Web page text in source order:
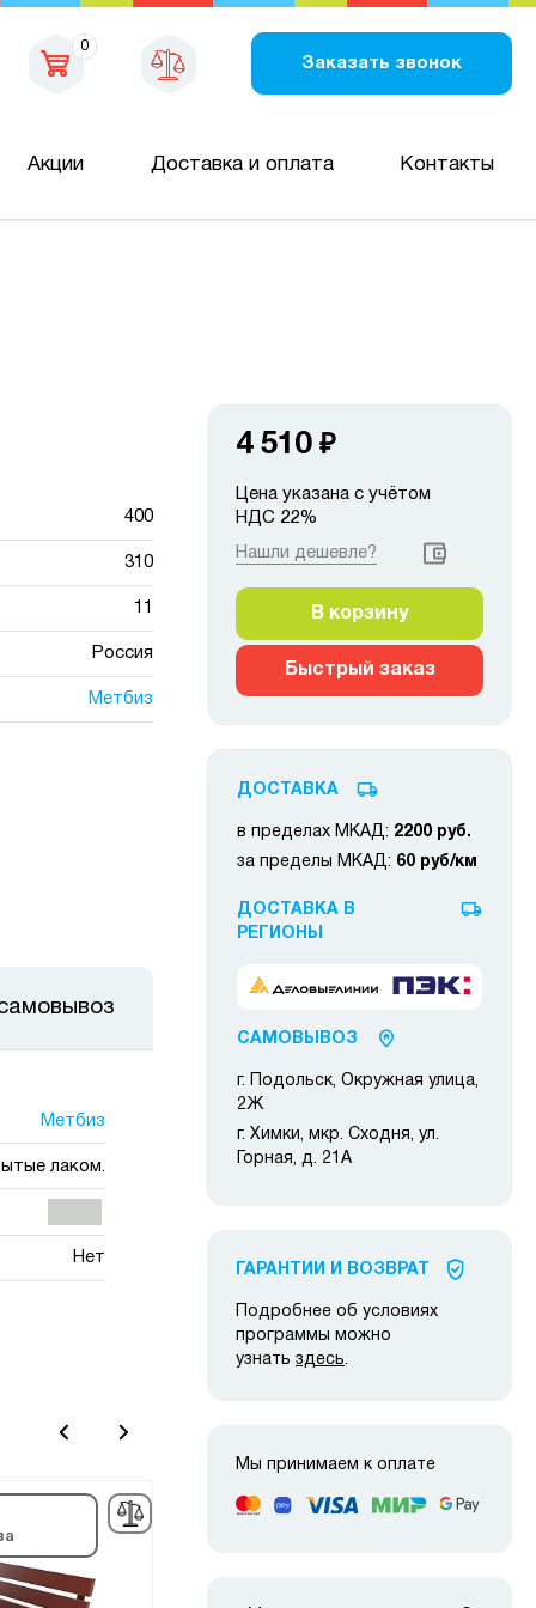
0
Заказать звонок
Акции Доставка и оплата Контакты
400
310
11
Россия
Метбиз
Метбиз
лаком.
Нет
в наличии
4 510 ₽
Цена указана с учётом
НДС 22%
Нашли дешевле?
В корзину
Быстрый заказ
ДОСТАВКА
в пределах МКАД: 2200 руб.
за пределы МКАД: 60 руб/км
ДОСТАВКА В
РЕГИОНЫ
САМОВЫВОЗ
г. Подольск, Окружная улица,
2Ж
г. Химки, мкр. Сходня, ул.
Горная, д. 21А
ГАРАНТИИ И ВОЗВРАТ
Подробнее об условиях
программы можно
узнать здесь.
Мы принимаем к оплате